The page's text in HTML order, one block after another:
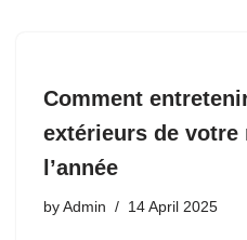
Comment
extérieurs de votre
l’année
by Admin 14 April 2025